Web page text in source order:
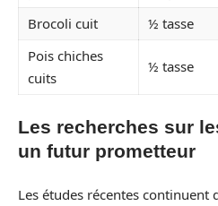
Brocoli cuit ½ tasse
Pois chiches
cuits
½ tasse
Les recherches sur
un futur prometteur
Les études récentes continuent